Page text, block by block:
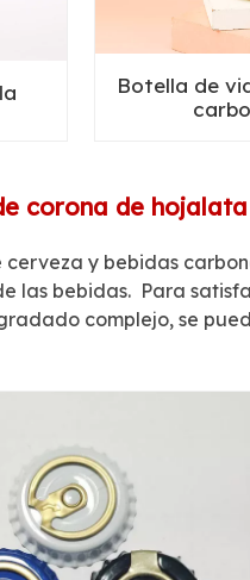
Botella de
corona de hojalata
y bebidas
bebidas. Para
complejo, se